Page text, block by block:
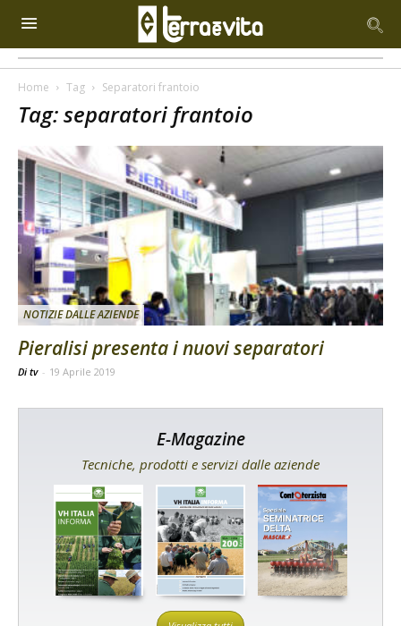
Home Tag Separatori frantoio
Tag: separatori frantoio
NOTIZIE DALLE AZIENDE
Pieralisi presenta i nuovi separatori
Di tv - 19 Aprile 2019
E-Magazine
Tecniche, prodotti e servizi dalle aziende